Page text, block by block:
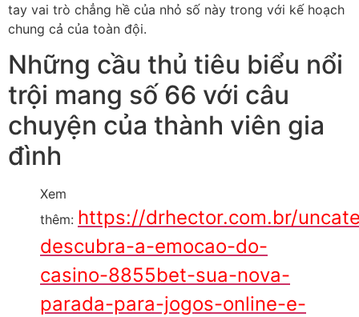
tay vai trò chẳng hề của nhỏ số này trong với kế hoạch
chung cả của toàn đội.
Những cầu thủ tiêu biểu nổi
trội mang số 66 với câu
chuyện của thành viên gia
đình
Xem
thêm: https://drhector.com.br/
descubra-a-emocao-do-
casino-8855bet-sua-nova-
parada-para-jogos-online-e-